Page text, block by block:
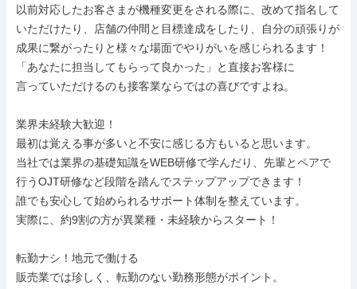
以前対応したお客さまが機種変更をされる際に、改めて指名して
いただけたり、店舗の仲間と目標達成をしたり、自分の頑張りが
成果に繋がったりと様々な場面でやりがいを感じられるます！
「あなたに担当してもらって良かった」と直接お客様に
言っていただけるのも接客業ならではの喜びですよね。
業界未経験大歓迎！
最初は覚える事が多いと不安に感じる方もいると思います。
当社では業界の基礎知識をWEB研修で学んだり、先輩とペアで
行うOJT研修など段階を踏んでステップアップできます！
誰でも安心して始められるサポート体制を整えています。
実際に、約9割の方が異業種・未経験からスタート！
転勤ナシ！地元で働ける
販売業では珍しく、転勤のない勤務形態がポイント。